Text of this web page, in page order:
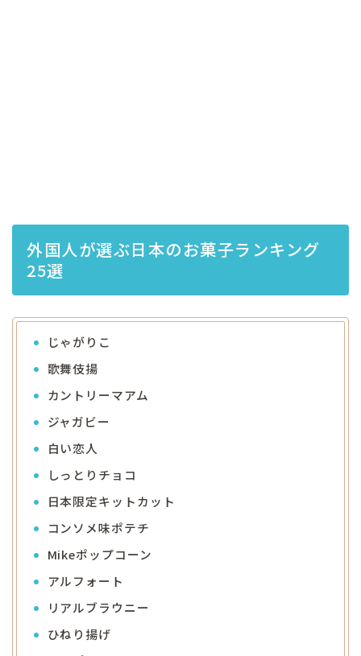
外国人が選ぶ日本のお菓子ランキング
25選
じゃがりこ
歌舞伎揚
カントリーマアム
ジャガビー
白い恋人
しっとりチョコ
日本限定キットカット
コンソメ味ポテチ
Mikeポップコーン
アルフォート
リアルブラウニー
ひねり揚げ